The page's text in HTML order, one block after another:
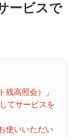
ます。
ービスで
残高照会）」
てサービスを
使いいただい